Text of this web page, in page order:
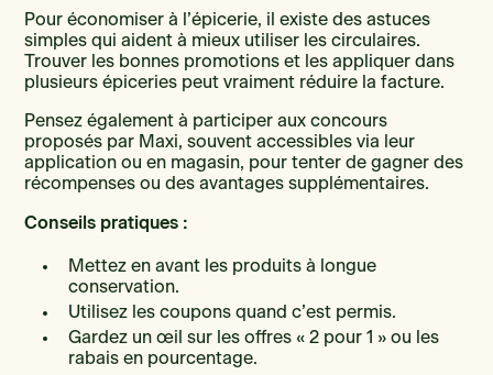
Pour économiser à l’épicerie, il existe des astuces
simples qui aident à mieux utiliser les circulaires.
Trouver les bonnes promotions et les appliquer dans
plusieurs épiceries peut vraiment réduire la facture.
Pensez également à participer aux concours
proposés par Maxi, souvent accessibles via leur
application ou en magasin, pour tenter de gagner des
récompenses ou des avantages supplémentaires.
Conseils pratiques :
Mettez en avant les produits à longue
conservation.
Utilisez les coupons quand c’est permis.
Gardez un œil sur les offres « 2 pour 1 » ou les
rabais en pourcentage.